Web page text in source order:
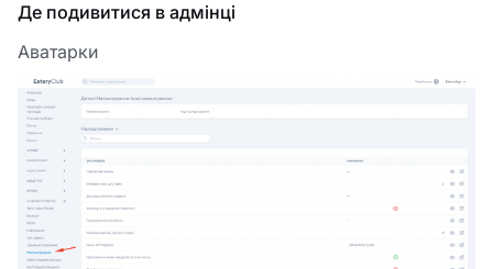
Де подивитися в адмінці
Аватарки